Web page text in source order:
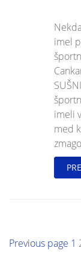
imel
imeli
med
Posts
Previous page 1